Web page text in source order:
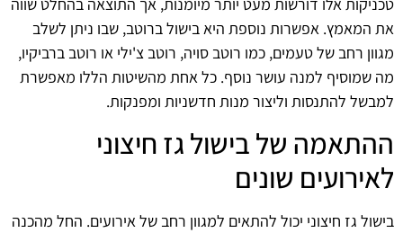
את המאמץ. אפשרות נוספת היא בישול ברוטב, שבו ניתן לשלב
מגוון רחב של טעמים, כמו רוטב סויה, רוטב צ'ילי או רוטב ברביקיו,
מה שמוסיף למנה עושר נוסף. כל אחת מהשיטות הללו מאפשרת
למבשל להתנסות וליצור מנות חדשניות ומפנקות.
ההתאמה של בישול גז חיצוני
לאירועים שונים
בישול גז חיצוני יכול להתאים למגוון רחב של אירועים. החל מהכנה